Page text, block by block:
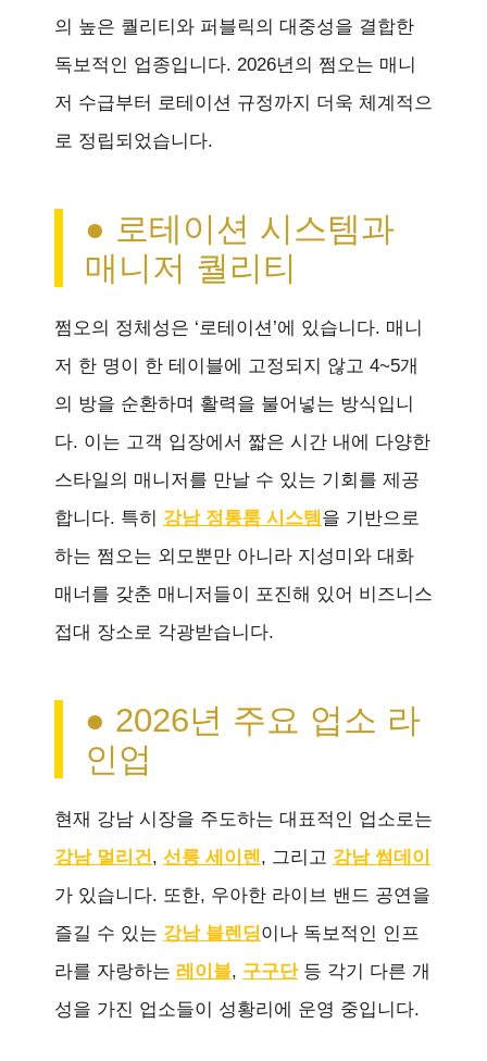
의 높은 퀄리티와 퍼블릭의 대중성을 결합한
독보적인 업종입니다. 2026년의 쩜오는 매니
저 수급부터 로테이션 규정까지 더욱 체계적으
로 정립되었습니다.
● 로테이션 시스템과
매니저 퀄리티
쩜오의 정체성은 ‘로테이션’에 있습니다. 매니
저 한 명이 한 테이블에 고정되지 않고 4~5개
의 방을 순환하며 활력을 불어넣는 방식입니
다. 이는 고객 입장에서 짧은 시간 내에 다양한
스타일의 매니저를 만날 수 있는 기회를 제공
합니다. 특히 강남 정통룸 시스템 을 기반으로
하는 쩜오는 외모뿐만 아니라 지성미와 대화
매너를 갖춘 매니저들이 포진해 있어 비즈니스
접대 장소로 각광받습니다.
● 2026년 주요 업소 라
인업
현재 강남 시장을 주도하는 대표적인 업소로는
강남 멀리건, 선릉 세이렌 , 그리고 강남 썸데이
가 있습니다. 또한, 우아한 라이브 밴드 공연을
즐길 수 있는 강남 블렌딩이나 독보적인 인프
라를 자랑하는 레이블, 구구단등 각기 다른 개
성을 가진 업소들이 성황리에 운영 중입니다.